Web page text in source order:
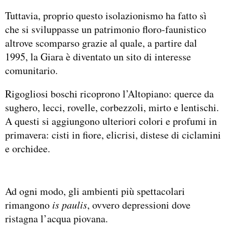
Tuttavia, proprio questo isolazionismo ha fatto sì
che si sviluppasse un patrimonio floro-faunistico
altrove scomparso grazie al quale, a partire dal
1995, la Giara è diventato un sito di interesse
comunitario.
Rigogliosi boschi ricoprono l’Altopiano: querce da
sughero, lecci, rovelle, corbezzoli, mirto e lentischi.
A questi si aggiungono ulteriori colori e profumi in
primavera: cisti in fiore, elicrisi, distese di ciclamini
e orchidee.
Ad ogni modo, gli ambienti più spettacolari
rimangono is paulis, ovvero depressioni dove
ristagna l’acqua piovana.